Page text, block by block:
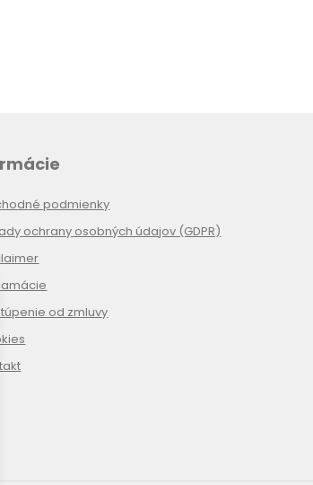
podmienky
ochrany osobných údajov (GDPR)
od zmluvy